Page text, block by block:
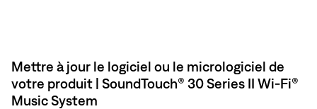
Mettre à jour le logiciel ou le micrologiciel de
votre produit | SoundTouch® 30 Series II Wi-Fi®
Music System